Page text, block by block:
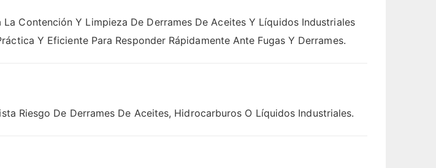
Contención Y Limpieza De Derrames De Aceites Y Líquidos Industriales
Y Eficiente Para Responder Rápidamente Ante Fugas Y Derrames.
Riesgo De Derrames De Aceites, Hidrocarburos O Líquidos Industriales.